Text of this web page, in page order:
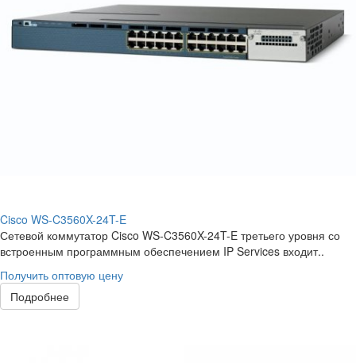
Cisco WS-C3560X-24T-E
Сетевой коммутатор Cisco WS-C3560X-24T-E третьего уровня со
встроенным программным обеспечением IP Services входит..
Получить оптовую цену
Подробнее